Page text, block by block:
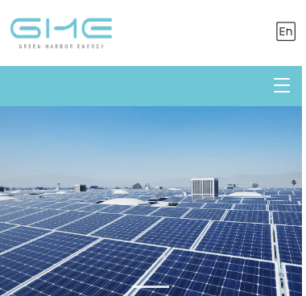
T
a
v
i
g
a
t